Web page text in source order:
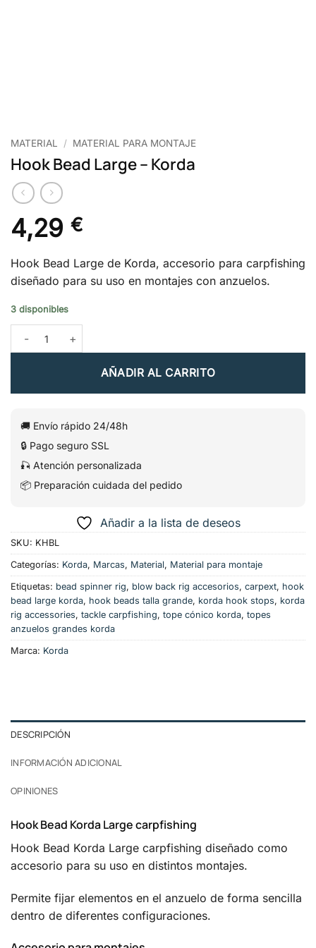
MATERIAL / MATERIAL PARA MONTAJE
Hook Bead Large – Korda
4,29 €
Hook Bead Large de Korda, accesorio para carpfishing
diseñado para su uso en montajes con anzuelos.
3 disponibles
AÑADIR AL CARRITO
🚚 Envío rápido 24/48h
🔒 Pago seguro SSL
🎣 Atención personalizada
📦 Preparación cuidada del pedido
Añadir a la lista de deseos
SKU: KHBL
Categorías: Korda, Marcas, Material, Material para montaje
Etiquetas: bead spinner rig, blow back rig accesorios, carpext, hook
bead large korda, hook beads talla grande, korda hook stops, korda
rig accessories, tackle carpfishing, tope cónico korda, topes
anzuelos grandes korda
Marca: Korda
DESCRIPCIÓN
INFORMACIÓN ADICIONAL
OPINIONES
Hook Bead Korda Large carpfishing
Hook Bead Korda Large carpfishing diseñado como
accesorio para su uso en distintos montajes.
Permite fijar elementos en el anzuelo de forma sencilla
dentro de diferentes configuraciones.